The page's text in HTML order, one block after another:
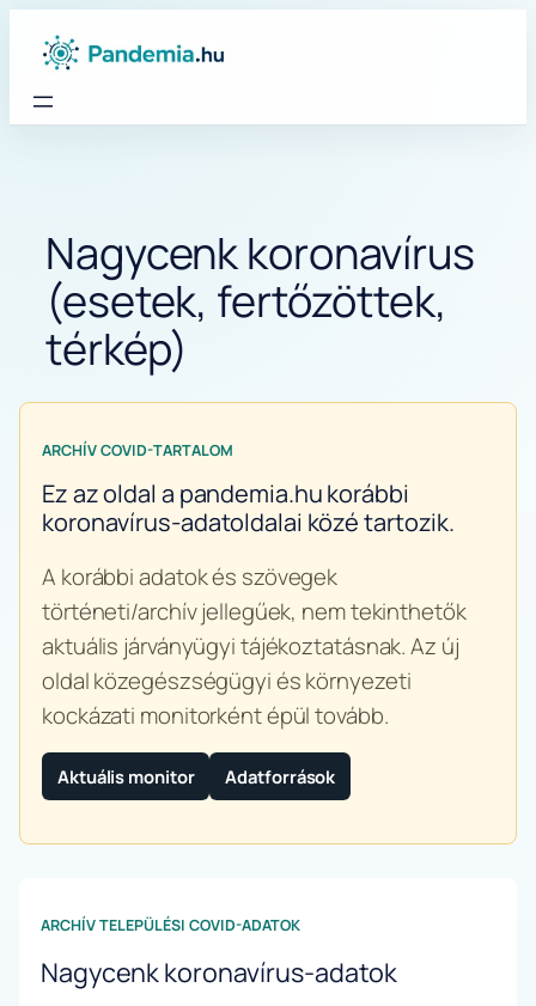
Nagycenk koronavírus
(esetek, fertőzöttek,
térkép)
ARCHÍV COVID-TARTALOM
Ez az oldal a pandemia.hu korábbi
koronavírus-adatoldalai közé tartozik.
A korábbi adatok és szövegek
történeti/archív jellegűek, nem tekinthetők
aktuális járványügyi tájékoztatásnak. Az új
oldal közegészségügyi és környezeti
kockázati monitorként épül tovább.
Aktuális monitor Adatforrások
ARCHÍV TELEPÜLÉSI COVID-ADATOK
Nagycenk koronavírus-adatok